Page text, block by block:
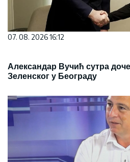
07. 08. 2026 16:12
Александар Вучић сутра
Зеленског у Београду